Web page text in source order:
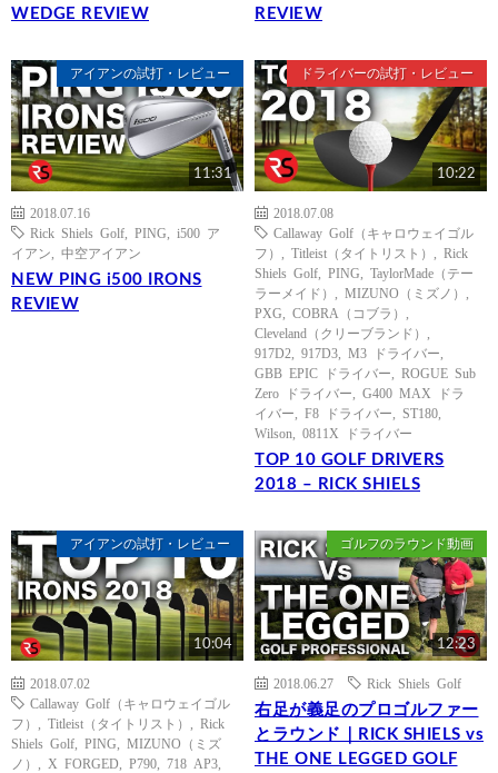
WEDGE REVIEW
REVIEW
アイアンの試打・レビュー
11:31
2018.07.16
Rick Shiels Golf
PING
i500 ア
イアン
中空アイアン
NEW PING i500 IRONS
REVIEW
ドライバーの試打・レビュー
10:22
2018.07.08
Callaway Golf（キャロウェイゴル
フ）
Titleist（タイトリスト）
Rick
Shiels Golf
PING
TaylorMade（テー
ラーメイド）
MIZUNO（ミズノ）
PXG
COBRA（コブラ）
Cleveland（クリーブランド）
917D2
917D3 M3 ドライバー
GBB EPIC ドライバー
ROGUE Sub
Zero ドライバー
G400 MAX ドラ
イバー
F8 ドライバー ST180
Wilson
0811X ドライバー
TOP 10 GOLF DRIVERS
2018 – RICK SHIELS
アイアンの試打・レビュー
10:04
2018.07.02
Callaway Golf（キャロウェイゴル
フ）
Titleist（タイトリスト）
Rick
Shiels Golf
PING
MIZUNO（ミズ
ノ）
X FORGED P790 718 AP3
ゴルフのラウンド動画
12:23
2018.06.27 Rick Shiels Golf
右足が義足のプロゴルファー
とラウンド｜RICK SHIELS vs
THE ONE LEGGED GOLF